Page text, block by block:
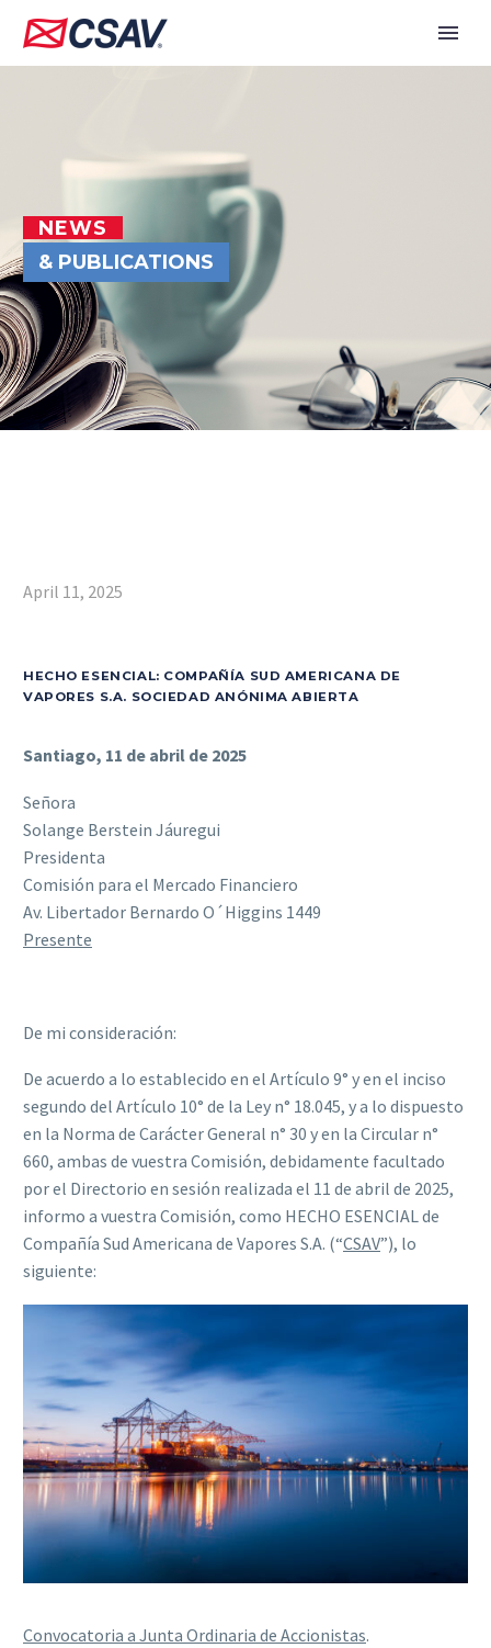
NEWS
& PUBLICATIONS
April 11, 2025
HECHO ESENCIAL: COMPAÑÍA SUD AMERICANA DE
VAPORES S.A. SOCIEDAD ANÓNIMA ABIERTA
Santiago, 11 de abril de 2025
Señora
Solange Berstein Jáuregui
Presidenta
Comisión para el Mercado Financiero
Av. Libertador Bernardo O´Higgins 1449
Presente
De mi consideración:
De acuerdo a lo establecido en el Artículo 9° y en el inciso
segundo del Artículo 10° de la Ley n° 18.045, y a lo dispuesto
en la Norma de Carácter General n° 30 y en la Circular n°
660, ambas de vuestra Comisión, debidamente facultado
por el Directorio en sesión realizada el 11 de abril de 2025,
informo a vuestra Comisión, como HECHO ESENCIAL de
Compañía Sud Americana de Vapores S.A. (“CSAV”), lo
siguiente:
Convocatoria a Junta Ordinaria de Accionistas.